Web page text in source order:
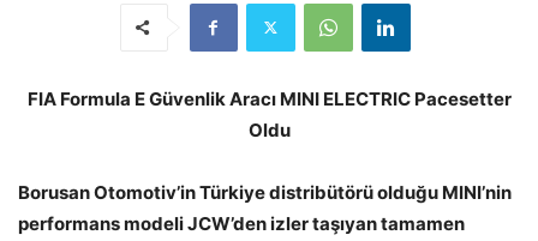
FIA Formula E Güvenlik Aracı MINI ELECTRIC Pacesetter
Oldu
Borusan Otomotiv’in Türkiye distribütörü olduğu MINI’nin
performans modeli JCW’den izler taşıyan tamamen